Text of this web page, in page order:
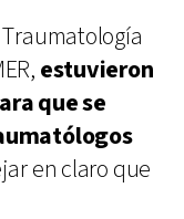
estuvieron
que se
en claro que